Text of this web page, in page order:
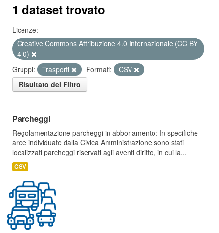
1 dataset trovato
Licenze:
Creative Commons Attribuzione 4.0 Internazionale (CC BY
4.0)
Gruppi:
Trasporti Formati:
CSV
Risultato del Filtro
Parcheggi
Regolamentazione parcheggi in abbonamento: In specifiche
aree individuate dalla Civica Amministrazione sono stati
localizzati parcheggi riservati agli aventi diritto, in cui la...
CSV